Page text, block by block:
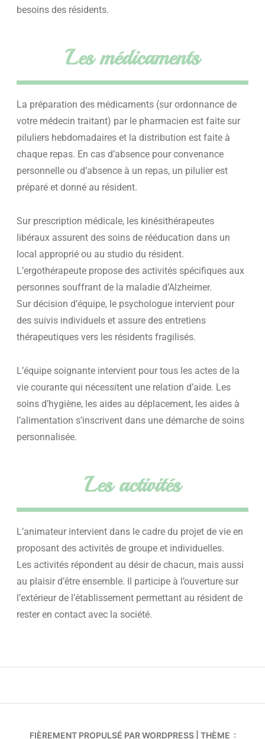
besoins des résidents.
Les médicaments
La préparation des médicaments (sur ordonnance de
votre médecin traitant) par le pharmacien est faite sur
piluliers hebdomadaires et la distribution est faite à
chaque repas. En cas d’absence pour convenance
personnelle ou d’absence à un repas, un pilulier est
préparé et donné au résident.
Sur prescription médicale, les kinésithérapeutes
libéraux assurent des soins de rééducation dans un
local approprié ou au studio du résident.
L’ergothérapeute propose des activités spécifiques aux
personnes souffrant de la maladie d’Alzheimer.
Sur décision d’équipe, le psychologue intervient pour
des suivis individuels et assure des entretiens
thérapeutiques vers les résidents fragilisés.
L’équipe soignante intervient pour tous les actes de la
vie courante qui nécessitent une relation d’aide. Les
soins d’hygiène, les aides au déplacement, les aides à
l’alimentation s’inscrivent dans une démarche de soins
personnalisée.
Les activités
L’animateur intervient dans le cadre du projet de vie en
proposant des activités de groupe et individuelles.
Les activités répondent au désir de chacun, mais aussi
au plaisir d’être ensemble. Il participe à l’ouverture sur
l’extérieur de l’établissement permettant au résident de
rester en contact avec la société.
FIÈREMENT PROPULSÉ PAR WORDPRESS THÈME :